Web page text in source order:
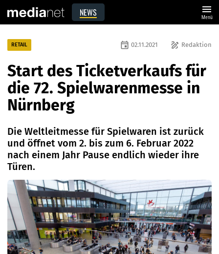
NEWS menu
Menü
RETAIL draw Redaktion
event 02.11.2021
Start des Ticketverkaufs für
die 72. Spielwarenmesse in
Nürnberg
Die Weltleitmesse für Spielwaren ist zurück
und öffnet vom 2. bis zum 6. Februar 2022
nach einem Jahr Pause endlich wieder ihre
Türen.